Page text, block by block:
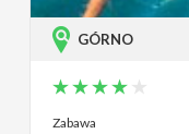
GÓRNO
Zabawa